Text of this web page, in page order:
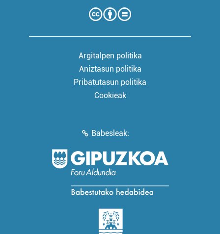
Argitalpen politika
Aniztasun politika
Pribatutasun politika
Cookieak
Babesleak: